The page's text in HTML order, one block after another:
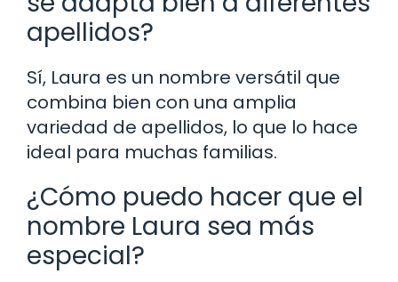
apellidos?
Sí, Laura es un nombre versátil que
combina bien con una amplia
variedad de apellidos, lo que lo hace
ideal para muchas familias.
¿Cómo puedo hacer que el
nombre Laura sea más
especial?